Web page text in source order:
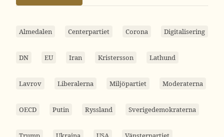
Almedalen Centerpartiet Corona Digitalisering
DN EU Iran Kristersson Lathund
Lavrov Liberalerna Miljöpartiet Moderaterna
OECD Putin Ryssland Sverigedemokraterna